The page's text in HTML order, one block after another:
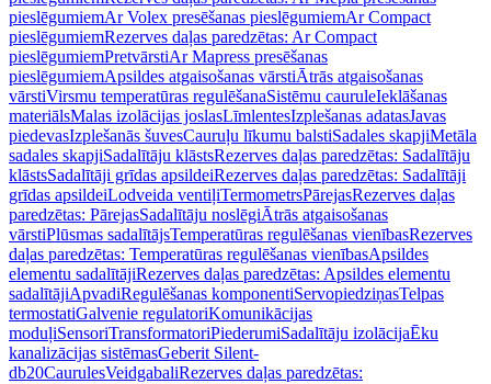
pieslēgumiemAr Volex presēšanas pieslēgumiemAr Compact
pieslēgumiemRezerves daļas paredzētas: Ar Compact
pieslēgumiemPretvārstiAr Mapress presēšanas
pieslēgumiemApsildes atgaisošanas vārstiĀtrās atgaisošanas
vārstiVirsmu temperatūras regulēšanaSistēmu cauruleIeklāšanas
materiālsMalas izolācijas joslasLīmlentesIzplešanas adatasJavas
piedevasIzplešanās šuvesCauruļu līkumu balstiSadales skapjiMetāla
sadales skapjiSadalītāju klāstsRezerves daļas paredzētas: Sadalītāju
klāstsSadalītāji grīdas apsildeiRezerves daļas paredzētas: Sadalītāji
grīdas apsildeiLodveida ventiļiTermometrsPārejasRezerves daļas
paredzētas: PārejasSadalītāju noslēgiĀtrās atgaisošanas
vārstiPlūsmas sadalītājsTemperatūras regulēšanas vienībasRezerves
daļas paredzētas: Temperatūras regulēšanas vienībasApsildes
elementu sadalītājiRezerves daļas paredzētas: Apsildes elementu
sadalītājiApvadiRegulēšanas komponentiServopiedziņasTelpas
termostatiGalvenie regulatoriKomunikācijas
moduļiSensoriTransformatoriPiederumiSadalītāju izolācijaĒku
kanalizācijas sistēmasGeberit Silent-
db20CaurulesVeidgabaliRezerves daļas paredzētas: